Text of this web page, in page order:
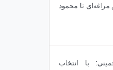
مراغه‌ای تا محمود
با انتخاب